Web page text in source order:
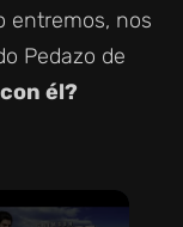
entremos, nos
Pedazo de
él?